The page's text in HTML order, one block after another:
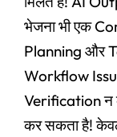
भेजना भी एक
Planning और
Workflow
Verification न
कर सकता है!